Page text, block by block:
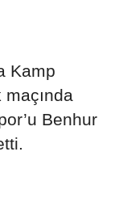
Kamp
maçında
Benhur